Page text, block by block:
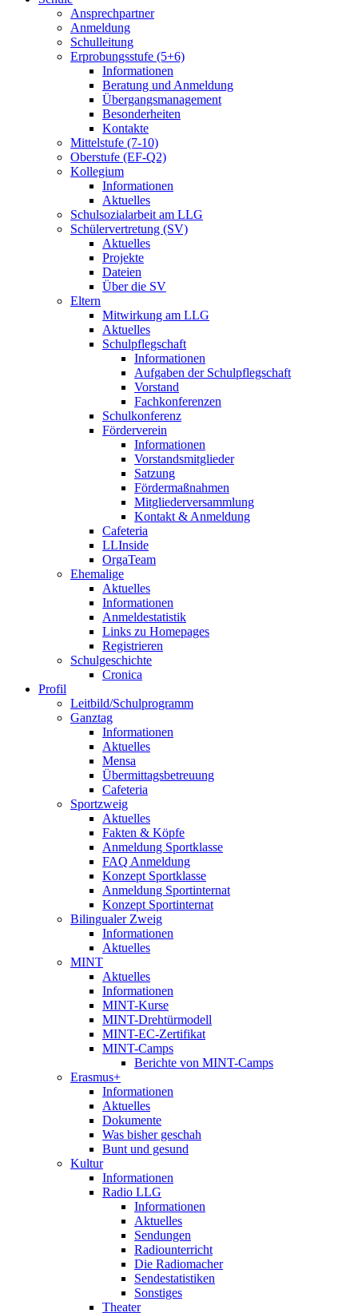
Ansprechpartner
Anmeldung
Schulleitung
Erprobungsstufe (5+6)
Informationen
Beratung und Anmeldung
Übergangsmanagement
Besonderheiten
Kontakte
Mittelstufe (7-10)
Oberstufe (EF-Q2)
Kollegium
Informationen
Aktuelles
Schulsozialarbeit am LLG
Schülervertretung (SV)
Aktuelles
Projekte
Dateien
Über die SV
Eltern
Mitwirkung am LLG
Aktuelles
Schulpflegschaft
Informationen
Aufgaben der Schulpflegschaft
Vorstand
Fachkonferenzen
Schulkonferenz
Förderverein
Informationen
Vorstandsmitglieder
Satzung
Fördermaßnahmen
Mitgliederversammlung
Kontakt & Anmeldung
Cafeteria
LLInside
OrgaTeam
Ehemalige
Aktuelles
Informationen
Anmeldestatistik
Links zu Homepages
Registrieren
Schulgeschichte
Cronica
Profil
Leitbild/Schulprogramm
Ganztag
Informationen
Aktuelles
Mensa
Übermittagsbetreuung
Cafeteria
Sportzweig
Aktuelles
Fakten & Köpfe
Anmeldung Sportklasse
FAQ Anmeldung
Konzept Sportklasse
Anmeldung Sportinternat
Konzept Sportinternat
Bilingualer Zweig
Informationen
Aktuelles
MINT
Aktuelles
Informationen
MINT-Kurse
MINT-Drehtürmodell
MINT-EC-Zertifikat
MINT-Camps
Berichte von MINT-Camps
Erasmus+
Informationen
Aktuelles
Dokumente
Was bisher geschah
Bunt und gesund
Kultur
Informationen
Radio LLG
Informationen
Aktuelles
Sendungen
Radiounterricht
Die Radiomacher
Sendestatistiken
Sonstiges
Theater